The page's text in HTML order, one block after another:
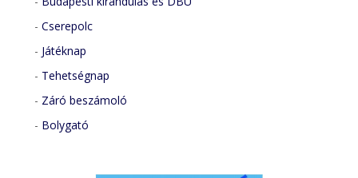
-Cserepolc
- Játéknap
- Tehetségnap
- Záró beszámoló
- Bolygató